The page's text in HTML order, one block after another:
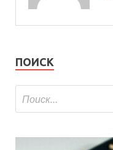
ПОИСК